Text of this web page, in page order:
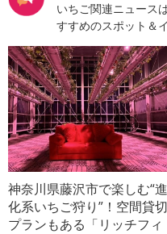
いちご関連ニュース
すすめのスポット＆
神奈川県藤沢市で楽しむ“進
化系いちご狩り”！空間貸切
プランもある「リッチフィ